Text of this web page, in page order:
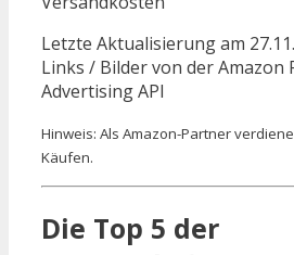
Letzte Aktualisierung am
Links / Bilder von der Amazon
Advertising API
Hinweis: Als Amazon-Partner
Käufen.
Die Top 5 der